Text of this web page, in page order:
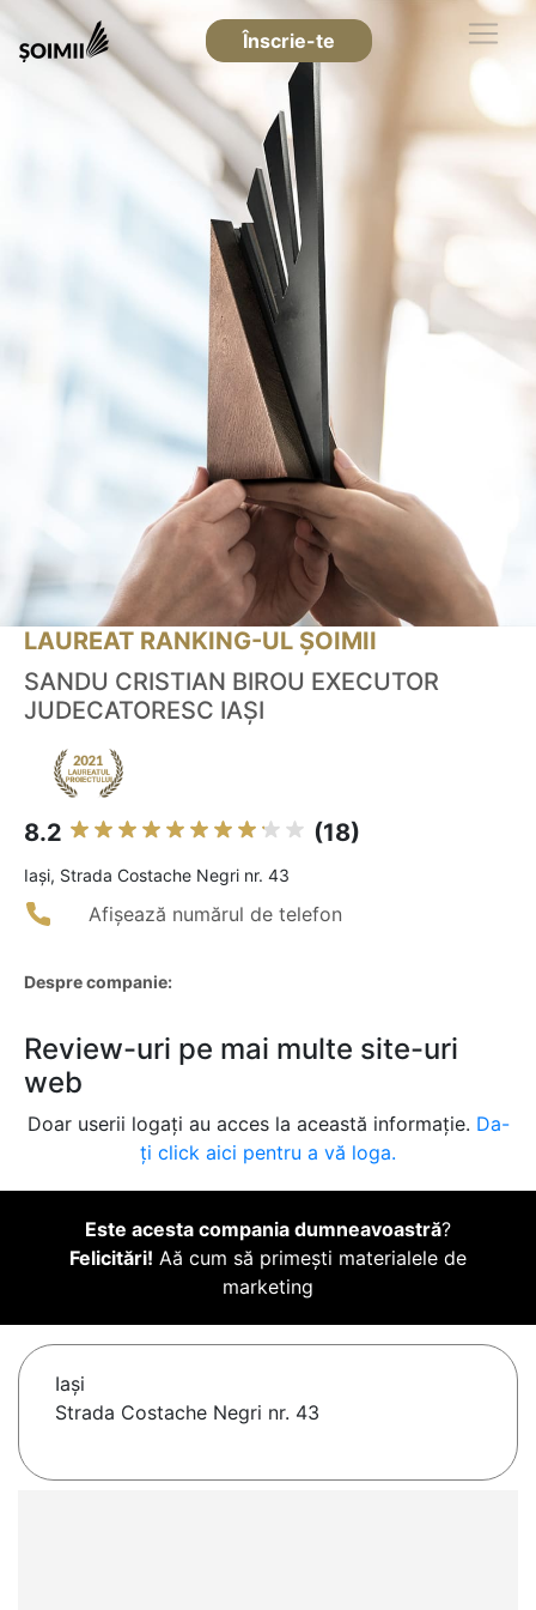
Înscrie-te
LAUREAT RANKING-UL ȘOIMII
SANDU CRISTIAN BIROU EXECUTOR
JUDECATORESC IAȘI
8.2 (18)
Iaşi, Strada Costache Negri nr. 43
Afișează numărul de telefon
Despre companie:
Review-uri pe mai multe site-uri
web
Doar userii logați au acces la această informație. Da-
ți click aici pentru a vă loga.
Este acesta compania dumneavoastră?
Felicitări! Aă cum să primești materialele de
marketing
Iaşi
Strada Costache Negri nr. 43